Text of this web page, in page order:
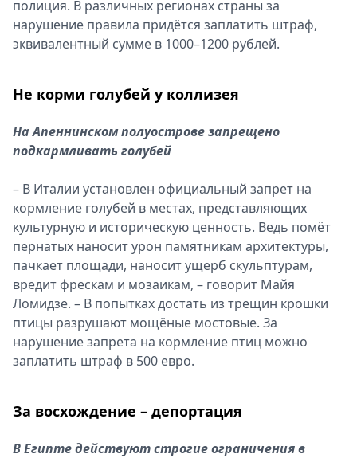
полиция. В различных регионах страны за
нарушение правила придётся заплатить штраф,
эквивалентный сумме в 1000–1200 рублей.
Не корми голубей у коллизея
На Апеннинском полуострове запрещено
подкармливать голубей
– В Италии установлен официальный запрет на
кормление голубей в местах, представляющих
культурную и историческую ценность. Ведь помёт
пернатых наносит урон памятникам архитектуры,
пачкает площади, наносит ущерб скульптурам,
вредит фрескам и мозаикам, – говорит Майя
Ломидзе. – В попытках достать из трещин крошки
птицы разрушают мощёные мостовые. За
нарушение запрета на кормление птиц можно
заплатить штраф в 500 евро.
За восхождение – депортация
В Египте действуют строгие ограничения в